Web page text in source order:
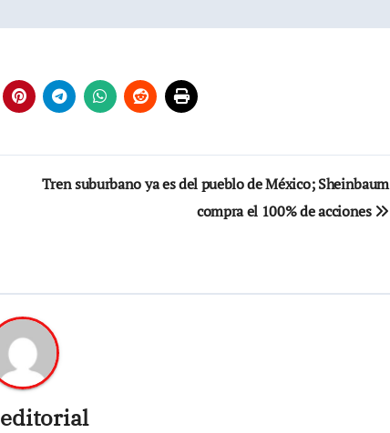
Tren suburbano ya es del pueblo de México; Sheinbaum
compra el 100% de acciones
editorial